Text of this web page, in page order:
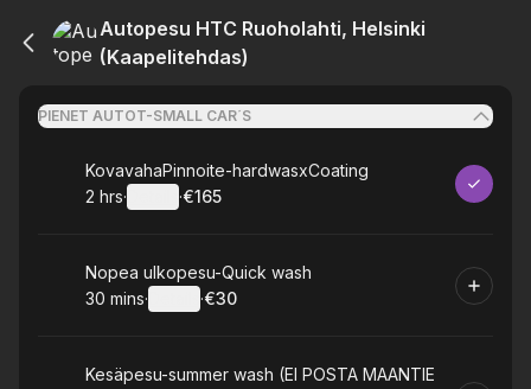
Autopesu HTC Ruoholahti, Helsinki
(Kaapelitehdas)
PIENET AUTOT-SMALL CAR´S
Book
KovavahaPinnoite-hardwasxCoating
. Duration:
2 hrs· ·
.Price
€165
Book
Nopea ulkopesu-Quick wash
.Duration:
30 mins· ·
.Price
€30
Book
Kesäpesu-summer wash (EI POSTA MAANTIE